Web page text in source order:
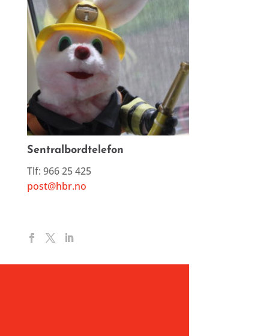
Sentralbordtelefon
Tlf: 966 25 425
post@hbr.no